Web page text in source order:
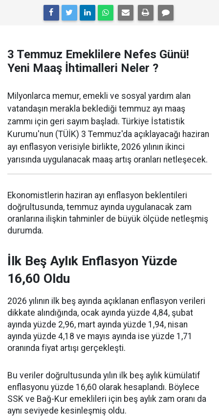
3 Temmuz Emeklilere Nefes Günü!
Yeni Maaş İhtimalleri Neler ?
Milyonlarca memur, emekli ve sosyal yardım alan
vatandaşın merakla beklediği temmuz ayı maaş
zammı için geri sayım başladı. Türkiye İstatistik
Kurumu'nun (TÜİK) 3 Temmuz'da açıklayacağı haziran
ayı enflasyon verisiyle birlikte, 2026 yılının ikinci
yarısında uygulanacak maaş artış oranları netleşecek.
Ekonomistlerin haziran ayı enflasyon beklentileri
doğrultusunda, temmuz ayında uygulanacak zam
oranlarına ilişkin tahminler de büyük ölçüde netleşmiş
durumda.
İlk Beş Aylık Enflasyon Yüzde
16,60 Oldu
2026 yılının ilk beş ayında açıklanan enflasyon verileri
dikkate alındığında, ocak ayında yüzde 4,84, şubat
ayında yüzde 2,96, mart ayında yüzde 1,94, nisan
ayında yüzde 4,18 ve mayıs ayında ise yüzde 1,71
oranında fiyat artışı gerçekleşti.
Bu veriler doğrultusunda yılın ilk beş aylık kümülatif
enflasyonu yüzde 16,60 olarak hesaplandı. Böylece
SSK ve Bağ-Kur emeklileri için beş aylık zam oranı da
aynı seviyede kesinleşmiş oldu.